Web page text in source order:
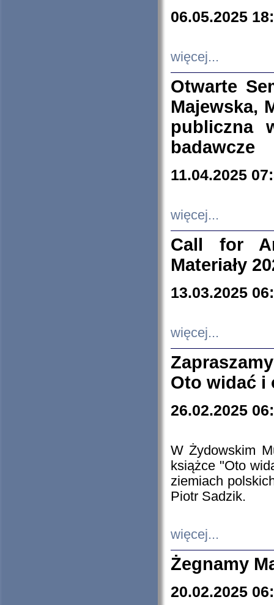
06.05.2025
więcej...
Otwarte
Majewska,
publiczna
badawcze
11.04.2025
więcej...
Call for
Materiały
13.03.2025
więcej...
Oto widać i
26.02.2025
W Żydowskim
książce "Oto
ziemiach
Piotr Sadzik.
więcej...
Żegnamy
20.02.2025